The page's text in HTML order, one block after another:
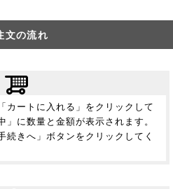
文の流れ
カートに入れる」をクリックして
に数量と金額が表示されます。
続きへ」ボタンをクリックしてく